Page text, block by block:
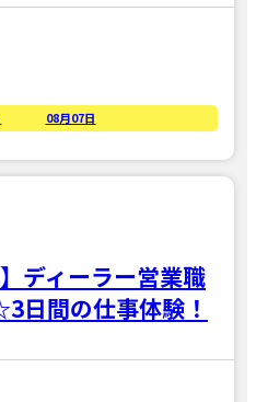
08月07日
ディーラー営業職
日間の仕事体験！